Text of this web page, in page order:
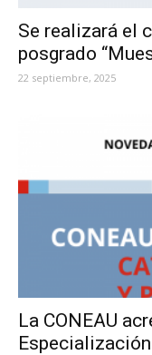
Se realizará el
posgrado
22 septiembre, 2025
La CONEAU